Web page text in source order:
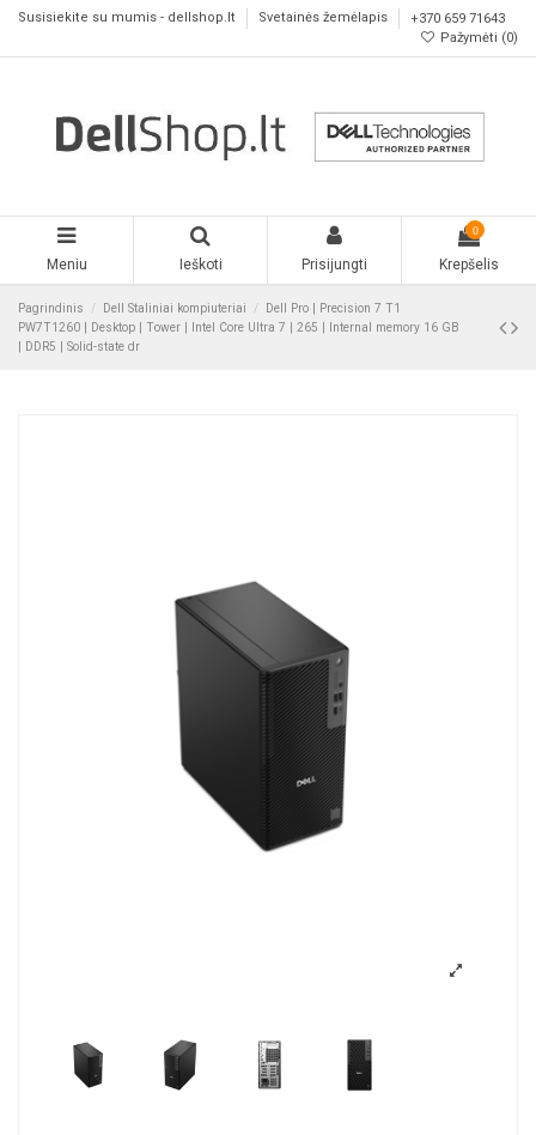
Susisiekite su mumis - dellshop.lt Svetainės žemėlapis
+370 659 71643
Pažymėti (0)
Meniu Ieškoti Prisijungti
0
Krepšelis
Pagrindinis Dell Staliniai kompiuteriai
Dell Pro | Precision 7 T1
PW7T1260 | Desktop | Tower | Intel Core Ultra 7 | 265 | Internal memory 16 GB
| DDR5 | Solid-state dr